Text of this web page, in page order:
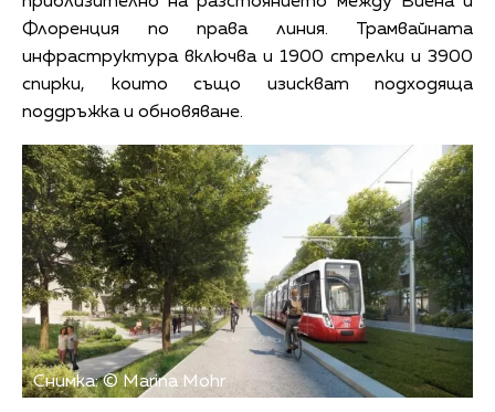
Флоренция по права линия. Трамвайната
инфраструктура включва и 1900 стрелки и 3900
спирки, които също изискват подходяща
поддръжка и обновяване.
Снимка: © Marina Mohr